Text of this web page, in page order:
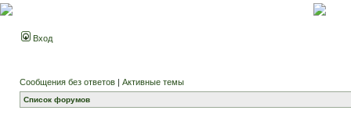
Вход
Сообщения без ответов | Активные темы
Список форумов